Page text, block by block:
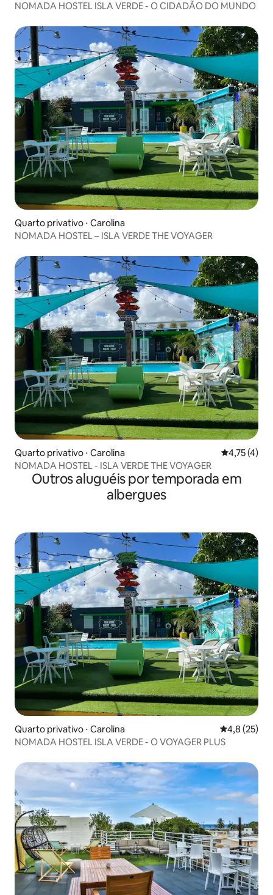
NOMADA HOSTEL ISLA VERDE - O CIDADÃO DO MUNDO
Quarto privativo ⋅ Carolina
NOMADA HOSTEL – ISLA VERDE THE VOYAGER
Quarto privativo ⋅ Carolina 4,75 de
4,75 (4)
NOMADA HOSTEL - ISLA VERDE THE VOYAGER
Outros aluguéis por temporada em
albergues
Quarto privativo ⋅ Carolina 4,8 de uma
4,8 (25)
NOMADA HOSTEL ISLA VERDE - O VOYAGER PLUS